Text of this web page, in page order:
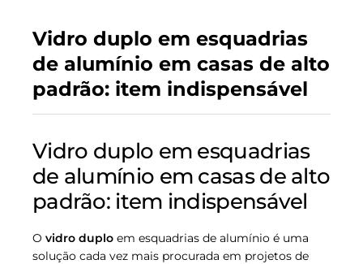
Vidro duplo em esquadrias
de alumínio em casas de alto
padrão: item indispensável
Vidro duplo em esquadrias
de alumínio em casas de alto
padrão: item indispensável
O vidro duplo em esquadrias de alumínio é uma
solução cada vez mais procurada em projetos de